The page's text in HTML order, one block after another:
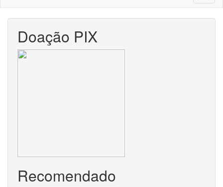
Doação PIX
Recomendado